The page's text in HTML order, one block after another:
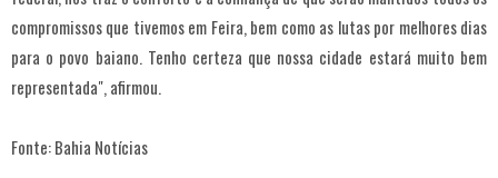
compromissos que tivemos em Feira, bem como as lutas por melhores dias
para o povo baiano. Tenho certeza que nossa cidade estará muito bem
representada", afirmou.
Fonte: Bahia Notícias